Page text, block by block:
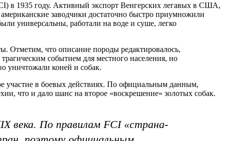
в 1935 году. Активный экспорт Венгерских легавых в США,
заводчики достаточно быстро приумножили
универсальны, работали на воде и суше, легко
Отметим, что описание породы редактировалось,
событием для местного населения, но
уничтожали коней и собак.
участие в боевых действиях. По официальным данным,
что и дало шанс на второе «воскрешение» золотых собак.
века. По правилам FCI «страна-